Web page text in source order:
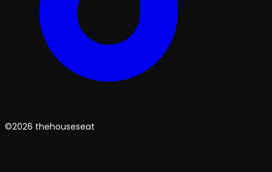
©2026 thehouseseat